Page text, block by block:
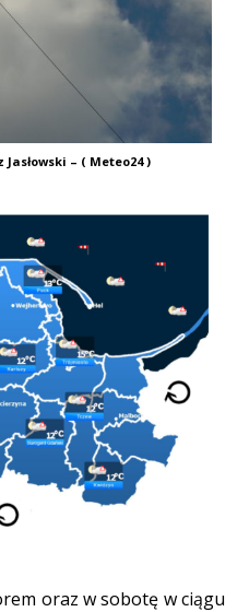
– ( Meteo24 )
oraz w sobotę w ciągu